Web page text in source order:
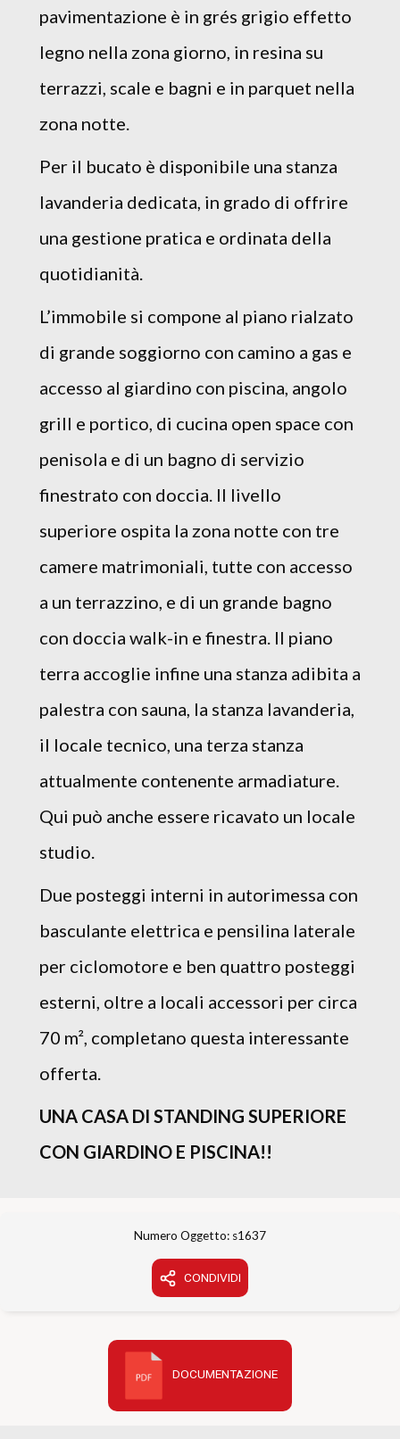
pavimentazione è in grés grigio effetto
legno nella zona giorno, in resina su
terrazzi, scale e bagni e in parquet nella
zona notte.
Per il bucato è disponibile una stanza
lavanderia dedicata, in grado di offrire
una gestione pratica e ordinata della
quotidianità.
L’immobile si compone al piano rialzato
di grande soggiorno con camino a gas e
accesso al giardino con piscina, angolo
grill e portico, di cucina open space con
penisola e di un bagno di servizio
finestrato con doccia. Il livello
superiore ospita la zona notte con tre
camere matrimoniali, tutte con accesso
a un terrazzino, e di un grande bagno
con doccia walk-in e finestra. Il piano
terra accoglie infine una stanza adibita a
palestra con sauna, la stanza lavanderia,
il locale tecnico, una terza stanza
attualmente contenente armadiature.
Qui può anche essere ricavato un locale
studio.
Due posteggi interni in autorimessa con
basculante elettrica e pensilina laterale
per ciclomotore e ben quattro posteggi
esterni, oltre a locali accessori per circa
70 m², completano questa interessante
offerta.
UNA CASA DI STANDING SUPERIORE
CON GIARDINO E PISCINA!!
Numero Oggetto: s1637
CONDIVIDI
DOCUMENTAZIONE